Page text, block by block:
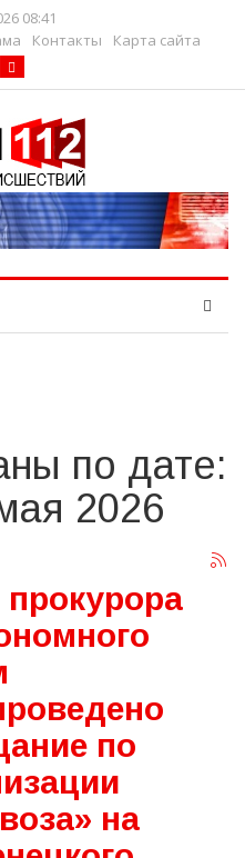
08:41
Контакты Карта сайта
по дате:
2026
по
на